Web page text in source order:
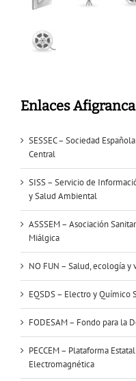
Enlaces Afigranca
SESSEC – Sociedad
Central
SISS – Servicio de
y Salud Ambiental
ASSSEM – Asociación
Miálgica
NO FUN – Salud, ecología y
EQSDS – Electro y Químico
FODESAM – Fondo para la
PECCEM – Plataforma
Electromagnética